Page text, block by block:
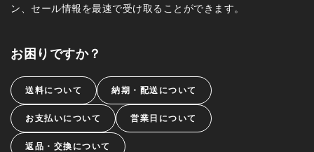
ン、セール情報を最速で受け取ることができます。
お困りですか？
送料について 納期・配送について
お支払いについて 営業日について
返品・交換について